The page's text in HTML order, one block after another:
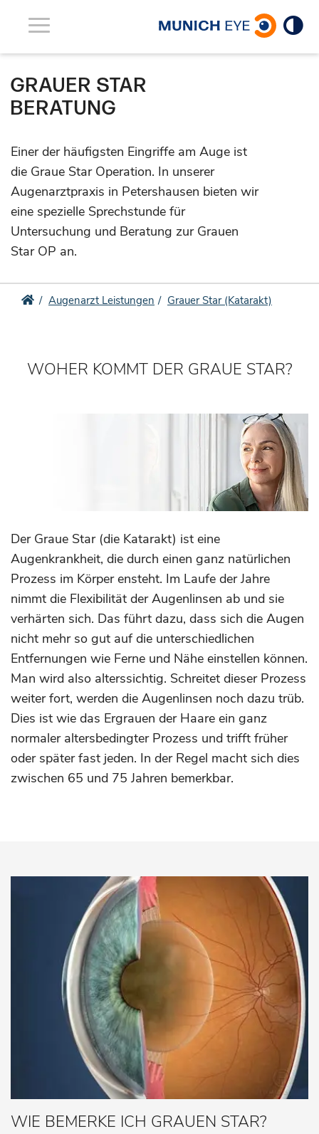
Toggle
GRAUER STAR
BERATUNG
Einer der häufigsten Eingriffe am Auge ist
die Graue Star Operation. In unserer
Augenarztpraxis in Petershausen bieten wir
eine spezielle Sprechstunde für
Untersuchung und Beratung zur Grauen
Star OP an.
Augenarzt Leistungen Grauer Star (Katarakt)
WOHER KOMMT DER GRAUE STAR?
Der Graue Star (die Katarakt) ist eine
Augenkrankheit, die durch einen ganz natürlichen
Prozess im Körper ensteht. Im Laufe der Jahre
nimmt die Flexibilität der Augenlinsen ab und sie
verhärten sich. Das führt dazu, dass sich die Augen
nicht mehr so gut auf die unterschiedlichen
Entfernungen wie Ferne und Nähe einstellen können.
Man wird also alterssichtig. Schreitet dieser Prozess
weiter fort, werden die Augenlinsen noch dazu trüb.
Dies ist wie das Ergrauen der Haare ein ganz
normaler altersbedingter Prozess und trifft früher
oder später fast jeden. In der Regel macht sich dies
zwischen 65 und 75 Jahren bemerkbar.
WIE BEMERKE ICH GRAUEN STAR?